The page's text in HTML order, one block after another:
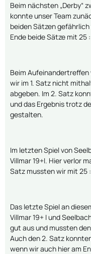
Beim nächsten „Derby“
konnte unser Team
beiden Sätzen
Ende beide Sätze mit 25 :
Beim Aufeinandertreffen
wir im 1. Satz nicht
abgeben. Im 2. Satz
und das Ergebnis trotz
gestalten.
Im letzten Spiel von
Villmar 19+I. Hier verlor
Satz mussten wir mit 25
Das letzte Spiel an
Villmar 19+ I und
gut aus und mussten
Auch den 2. Satz
wenn wir auch hier am